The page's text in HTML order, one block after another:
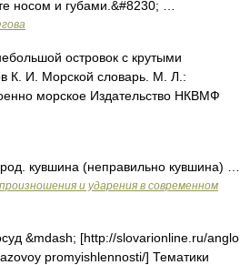
носом и губами.&#8230; …
островок с крутыми
К. И. Морской словарь. М. Л.:
морское Издательство НКВМФ
кувшина (неправильно кувшина) …
и ударения в современном
&mdash; [http://slovarionline.ru/anglo
promyishlennosti/] Тематики